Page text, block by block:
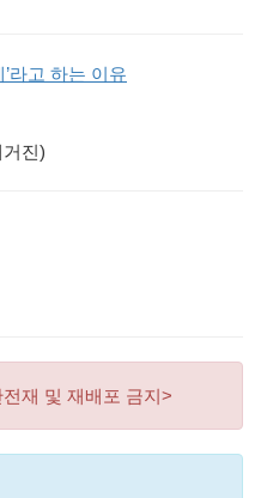
’라고 하는 이유
진)
재 및 재배포 금지>